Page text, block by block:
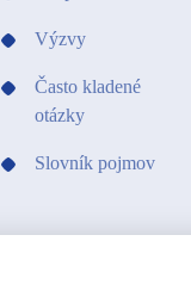
Výzvy
Často kladené
otázky
Slovník pojmov